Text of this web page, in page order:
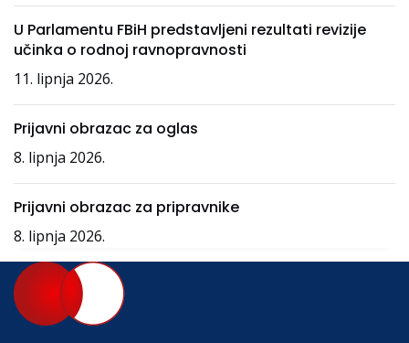
U Parlamentu FBiH predstavljeni rezultati revizije
učinka o rodnoj ravnopravnosti
11. lipnja 2026.
Prijavni obrazac za oglas
8. lipnja 2026.
Prijavni obrazac za pripravnike
8. lipnja 2026.